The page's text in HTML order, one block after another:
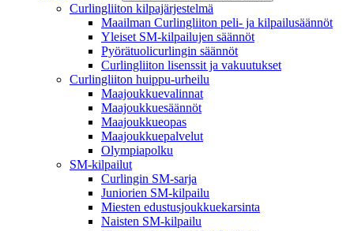
Curlingliiton kilpajärjestelmä
Maailman Curlingliiton peli- ja kilpailusäännöt
Yleiset SM-kilpailujen säännöt
Pyörätuolicurlingin säännöt
Curlingliiton lisenssit ja vakuutukset
Curlingliiton huippu-urheilu
Maajoukkuevalinnat
Maajoukkuesäännöt
Maajoukkueopas
Maajoukkuepalvelut
Olympiapolku
SM-kilpailut
Curlingin SM-sarja
Juniorien SM-kilpailu
Miesten edustusjoukkuekarsinta
Naisten SM-kilpailu